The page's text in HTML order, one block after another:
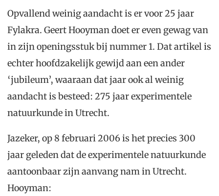
Opvallend weinig aandacht is er voor 25 jaar
Fylakra. Geert Hooyman doet er even gewag van
in zijn openingsstuk bij nummer 1. Dat artikel is
echter hoofdzakelijk gewijd aan een ander
‘jubileum’, waaraan dat jaar ook al weinig
aandacht is besteed: 275 jaar experimentele
natuurkunde in Utrecht.
Jazeker, op 8 februari 2006 is het precies 300
jaar geleden dat de experimentele natuurkunde
aantoonbaar zijn aanvang nam in Utrecht.
Hooyman: